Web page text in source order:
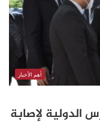
أهم الأخبار
الدولية لإصابة